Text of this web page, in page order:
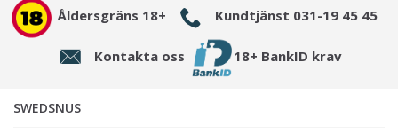
Åldersgräns 18+ Kundtjänst 031-19 45 45
Kontakta oss 18+ BankID krav
SWEDSNUS